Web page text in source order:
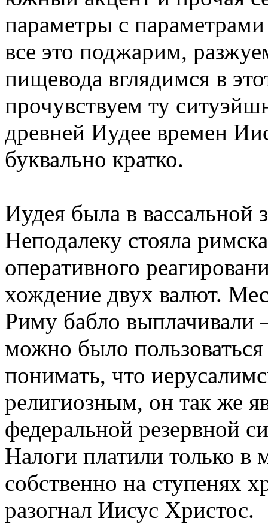
параметры с
все это поджарим,
пищевода вглядимся в
прочувствуем ту
древней Иудее времен
буквально кратко.
Иудея была в вассальной
Неподалеку стояла
оперативного
хождение двух валют.
Риму бабло выплачивали
можно было
понимать, что
религиозным, он так же
федеральной резервной
Налоги платили только в
собственно на ступенях
разогнал Иисус Христос.